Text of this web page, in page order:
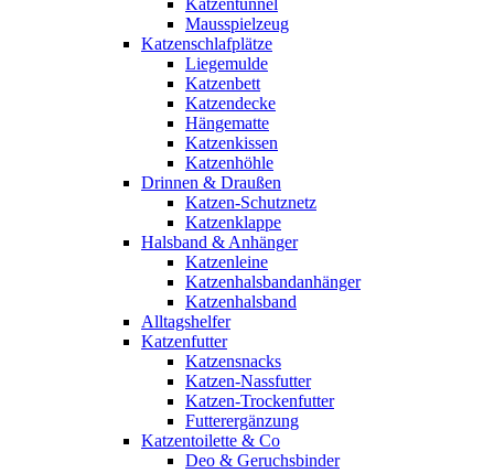
Katzentunnel
Mausspielzeug
Katzenschlafplätze
Liegemulde
Katzenbett
Katzendecke
Hängematte
Katzenkissen
Katzenhöhle
Drinnen & Draußen
Katzen-Schutznetz
Katzenklappe
Halsband & Anhänger
Katzenleine
Katzenhalsbandanhänger
Katzenhalsband
Alltagshelfer
Katzenfutter
Katzensnacks
Katzen-Nassfutter
Katzen-Trockenfutter
Futterergänzung
Katzentoilette & Co
Deo & Geruchsbinder